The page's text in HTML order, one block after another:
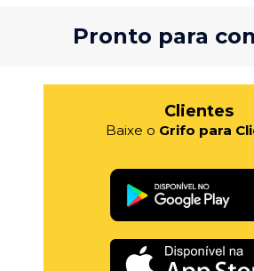
Pronto para
Clientes
Baixe o Grifo para